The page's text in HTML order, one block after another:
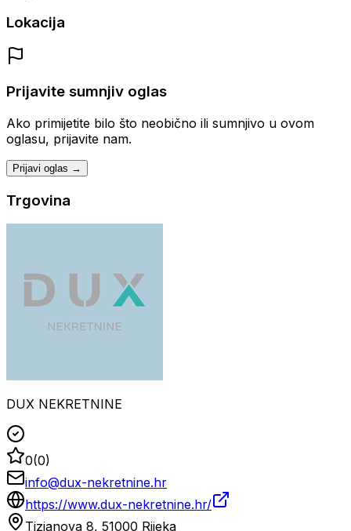
Lokacija
Prijavite sumnjiv oglas
Ako primijetite bilo što neobično ili sumnjivo u ovom
oglasu, prijavite nam.
Prijavi oglas →
Trgovina
DUX NEKRETNINE
0(0)
info@dux-nekretnine.hr
https://www.dux-nekretnine.hr/
Tizianova 8, 51000 Rijeka